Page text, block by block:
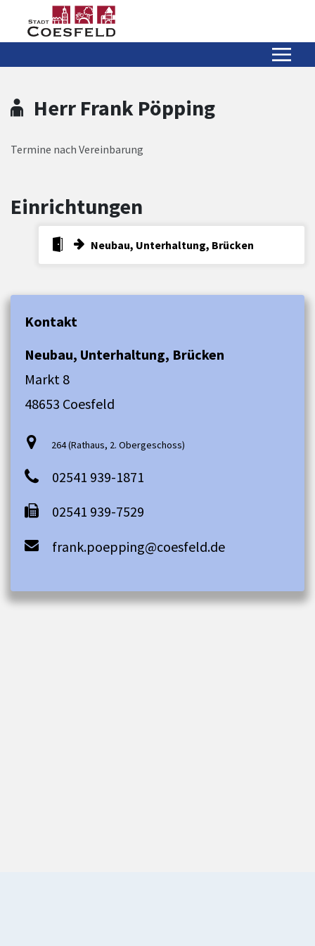
Zum Header
Zum Hauptinhalt
Zum Footer
Zum Hauptinhalt springen
Herr Frank Pöpping
Termine nach Vereinbarung
Einrichtungen
Neubau, Unterhaltung, Brücken
Kontakt
Neubau, Unterhaltung, Brücken
Markt 8
48653 Coesfeld
264 (Rathaus, 2. Obergeschoss)
02541 939-1871
02541 939-7529
frank.poepping@coesfeld.de